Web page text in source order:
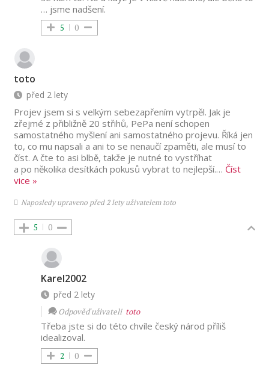
… jsme nadšení.
5 0
toto
před 2 lety
Projev jsem si s velkým sebezapřením vytrpěl. Jak je
zřejmé z přibližně 20 střihů, PePa není schopen
samostatného myšlení ani samostatného projevu. Říká jen
to, co mu napsali a ani to se nenaučí zpaměti, ale musí to
číst. A čte to asi blbě, takže je nutné to vystříhat
a po několika desítkách pokusů vybrat to nejlepší.… Číst
vice »
Naposledy upraveno před 2 lety uživatelem toto
5 0
Karel2002
před 2 lety
Odpověď uživateli toto
Třeba jste si do této chvíle český národ příliš
idealizoval.
2 0